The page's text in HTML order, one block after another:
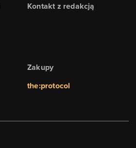
Kontakt z redakcją
Zakupy
the:protocol